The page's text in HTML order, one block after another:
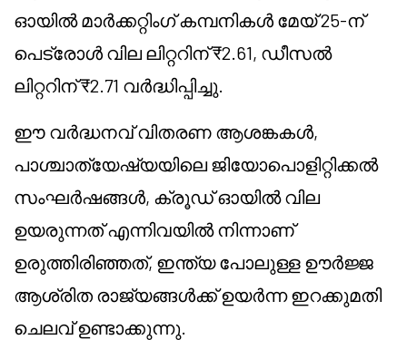
ഓയിൽ മാർക്കറ്റിംഗ് കമ്പനികൾ മേയ് 25-ന്
പെട്രോൾ വില ലിറ്ററിന് ₹2.61, ഡീസൽ
ലിറ്ററിന് ₹2.71 വർദ്ധിപ്പിച്ചു.
ഈ വർദ്ധനവ് വിതരണ ആശങ്കകൾ,
പാശ്ചാത്യേഷ്യയിലെ ജിയോപൊളിറ്റിക്കൽ
സംഘർഷങ്ങൾ, ക്രൂഡ് ഓയിൽ വില
ഉയരുന്നത് എന്നിവയിൽ നിന്നാണ്
ഉരുത്തിരിഞ്ഞത്, ഇന്ത്യ പോലുള്ള ഊർജ്ജ
ആശ്രിത രാജ്യങ്ങൾക്ക് ഉയർന്ന ഇറക്കുമതി
ചെലവ് ഉണ്ടാക്കുന്നു.